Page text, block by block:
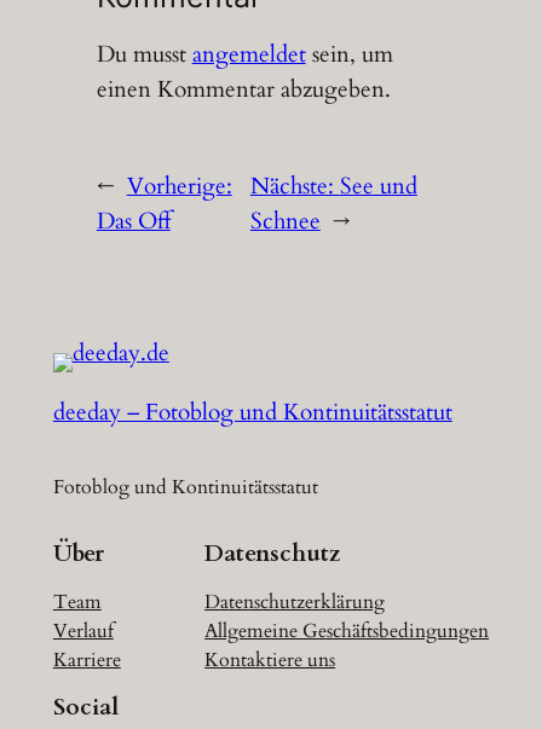
Du musstangemeldetsein, um
einen Kommentar abzugeben.
← Vorherige:
Das Off
Nächste: See und
Schnee →
deeday – Fotoblog und Kontinuitätsstatut
Fotoblog und Kontinuitätsstatut
Über
Team
Verlauf
Karriere
Datenschutz
Datenschutzerklärung
Allgemeine Geschäftsbedingungen
Kontaktiere uns
Social